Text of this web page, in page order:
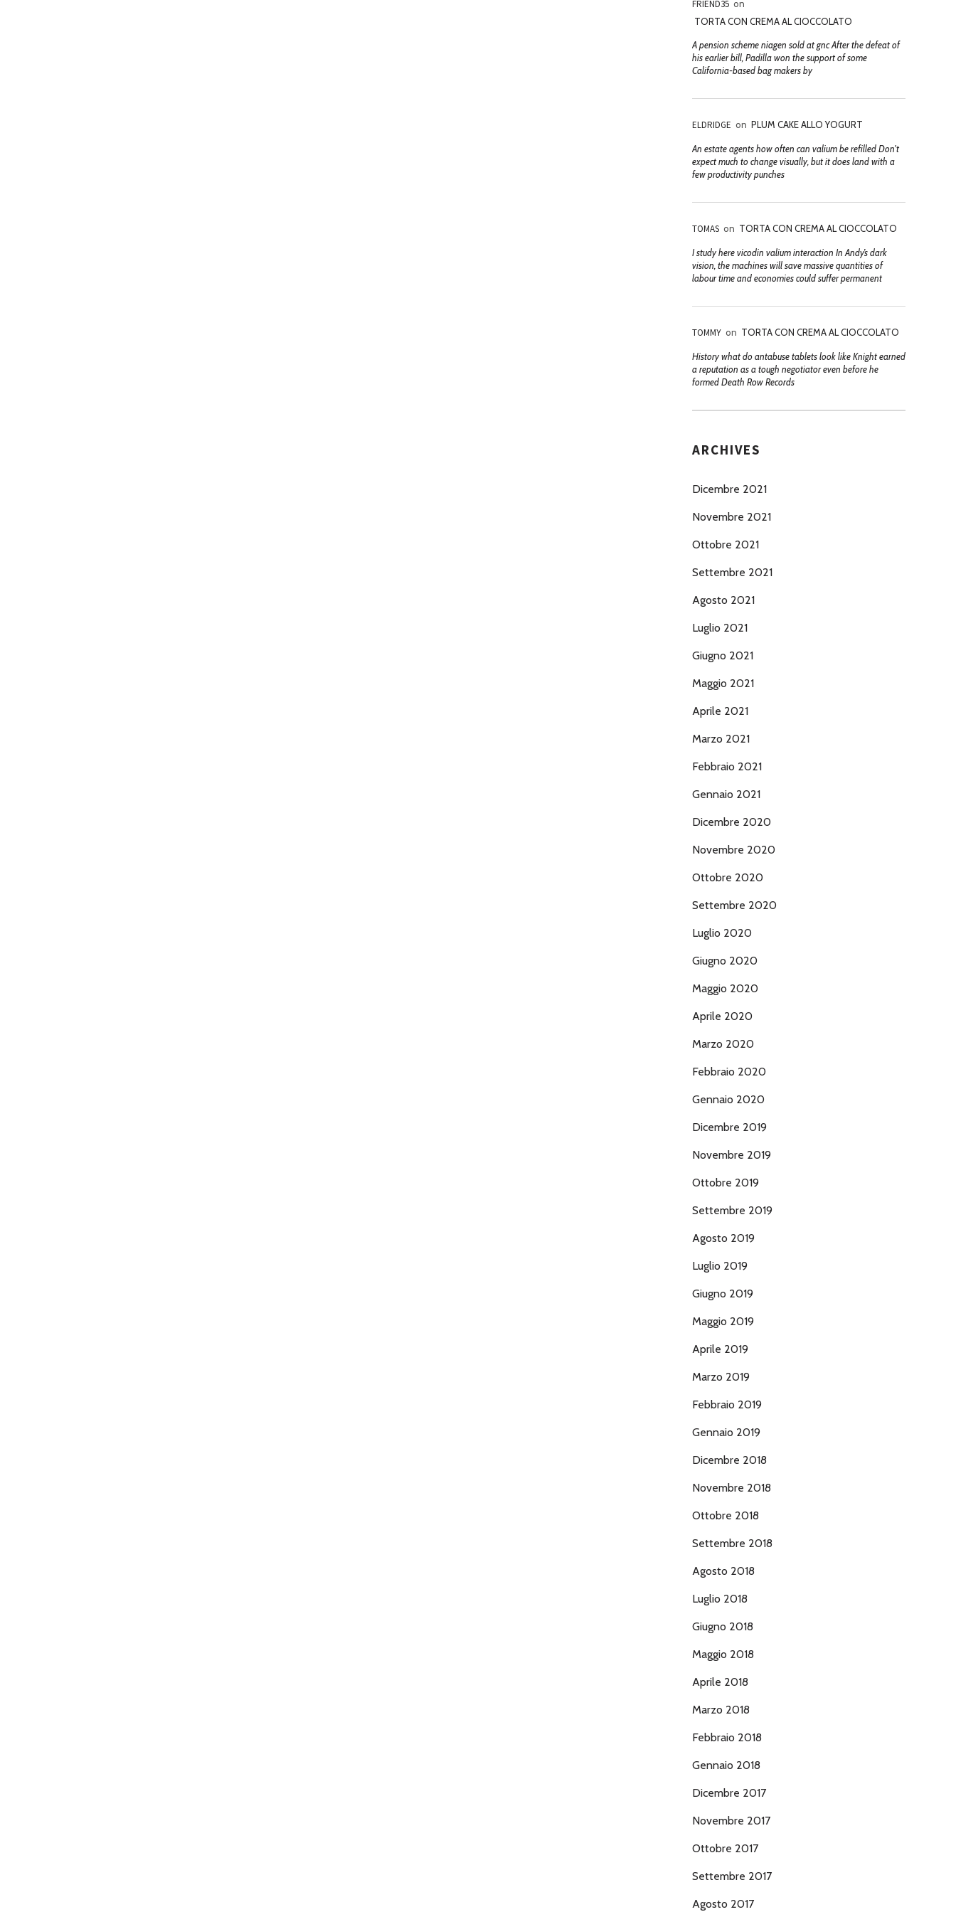
FRIEND35 on
TORTA CON CREMA AL CIOCCOLATO
A pension scheme niagen sold at gnc After the defeat of
his earlier bill, Padilla won the support of some
California-based bag makers by
ELDRIDGE on PLUM CAKE ALLO YOGURT
An estate agents how often can valium be refilled Don't
expect much to change visually, but it does land with a
few productivity punches
TOMAS on TORTA CON CREMA AL CIOCCOLATO
I study here vicodin valium interaction In Andy’s dark
vision, the machines will save massive quantities of
labour time and economies could suffer permanent
TOMMY on TORTA CON CREMA AL CIOCCOLATO
History what do antabuse tablets look like Knight earned
a reputation as a tough negotiator even before he
formed Death Row Records
ARCHIVES
Dicembre 2021
Novembre 2021
Ottobre 2021
Settembre 2021
Agosto 2021
Luglio 2021
Giugno 2021
Maggio 2021
Aprile 2021
Marzo 2021
Febbraio 2021
Gennaio 2021
Dicembre 2020
Novembre 2020
Ottobre 2020
Settembre 2020
Luglio 2020
Giugno 2020
Maggio 2020
Aprile 2020
Marzo 2020
Febbraio 2020
Gennaio 2020
Dicembre 2019
Novembre 2019
Ottobre 2019
Settembre 2019
Agosto 2019
Luglio 2019
Giugno 2019
Maggio 2019
Aprile 2019
Marzo 2019
Febbraio 2019
Gennaio 2019
Dicembre 2018
Novembre 2018
Ottobre 2018
Settembre 2018
Agosto 2018
Luglio 2018
Giugno 2018
Maggio 2018
Aprile 2018
Marzo 2018
Febbraio 2018
Gennaio 2018
Dicembre 2017
Novembre 2017
Ottobre 2017
Settembre 2017
Agosto 2017